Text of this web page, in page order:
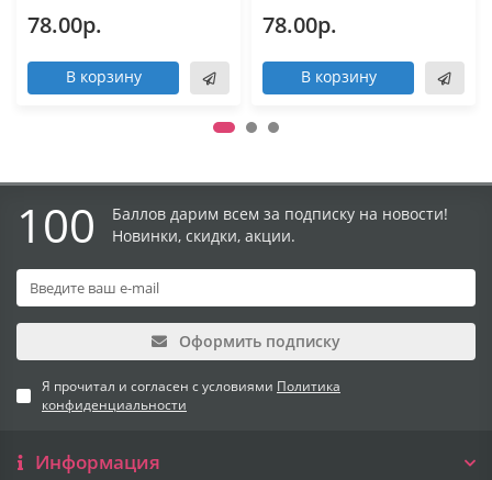
78.00р.
В корзину
78.00р.
В корзину
100
Баллов дарим всем за подписку на новости!
Новинки, скидки, акции.
Оформить подписку
Я прочитал и согласен с условиями Политика
конфиденциальности
Информация